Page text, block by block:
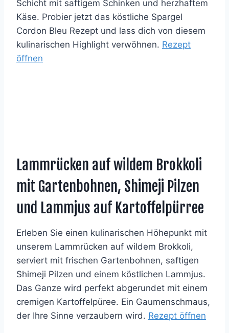
Schicht mit saftigem Schinken und herzhaftem
Käse. Probier jetzt das köstliche Spargel
Cordon Bleu Rezept und lass dich von diesem
kulinarischen Highlight verwöhnen. Rezept
öffnen
Lammrücken auf wildem Brokkoli
mit Gartenbohnen, Shimeji Pilzen
und Lammjus auf Kartoffelpürree
Erleben Sie einen kulinarischen Höhepunkt mit
unserem Lammrücken auf wildem Brokkoli,
serviert mit frischen Gartenbohnen, saftigen
Shimeji Pilzen und einem köstlichen Lammjus.
Das Ganze wird perfekt abgerundet mit einem
cremigen Kartoffelpüree. Ein Gaumenschmaus,
der Ihre Sinne verzaubern wird. Rezept öffnen